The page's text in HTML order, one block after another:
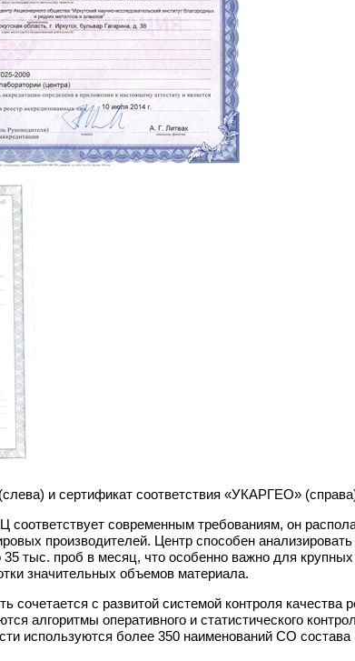
и сертификат соответствия «УКАРГЕО»
соответствует современным требованиям, он
производителей. Центр способен
тыс. проб в месяц, что особенно важно для крупных
значительных объемов материала.
сочетается с развитой системой контроля качества
алгоритмы оперативного и статистического
используются более 350 наименований СО состава
Имя*
Номер телефона*
E-mail
Наименование предприятия